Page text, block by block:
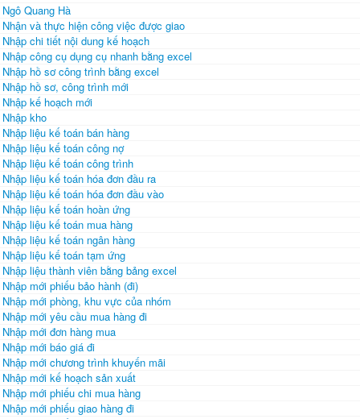
Ngô Quang Hà
Nhận và thực hiện công việc được giao
Nhập chi tiết nội dung kế hoạch
Nhập công cụ dụng cụ nhanh bằng excel
Nhập hồ sơ công trình bằng excel
Nhập hồ sơ, công trình mới
Nhập kế hoạch mới
Nhập kho
Nhập liệu kế toán bán hàng
Nhập liệu kế toán công nợ
Nhập liệu kế toán công trình
Nhập liệu kế toán hóa đơn đầu ra
Nhập liệu kế toán hóa đơn đầu vào
Nhập liệu kế toán hoàn ứng
Nhập liệu kế toán mua hàng
Nhập liệu kế toán ngân hàng
Nhập liệu kế toán tạm ứng
Nhập liệu thành viên bằng bảng excel
Nhập mới phiếu bảo hành (đi)
Nhập mới phòng, khu vực của nhóm
Nhập mới yêu cầu mua hàng đi
Nhập mới đơn hàng mua
Nhập mới báo giá đi
Nhập mới chương trình khuyến mãi
Nhập mới kế hoạch sản xuất
Nhập mới phiếu chi mua hàng
Nhập mới phiếu giao hàng đi